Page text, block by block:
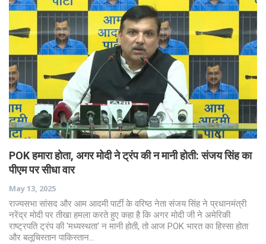
POK हमारा होता, अगर मोदी ने ट्रंप की न मानी होती: संजय सिंह का
पीएम पर सीधा वार
May 13, 2025
राज्यसभा सांसद और आम आदमी पार्टी के वरिष्ठ नेता संजय सिंह ने प्रधानमंत्री
नरेंद्र मोदी पर तीखा हमला करते हुए कहा है कि अगर मोदी जी ने अमेरिकी
राष्ट्रपति ट्रंप की 'मध्यस्थता' न मानी होती, तो आज POK भारत का हिस्सा होता
और बलूचिस्तान पाकिस्तान…